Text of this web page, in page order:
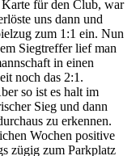
für den Club, war
uns dann und
zum 1:1 ein. Nun
Siegtreffer lief man
in einen
noch das 2:1.
so ist es halt im
Sieg und dann
zu erkennen.
Wochen positive
zügig zum Parkplatz